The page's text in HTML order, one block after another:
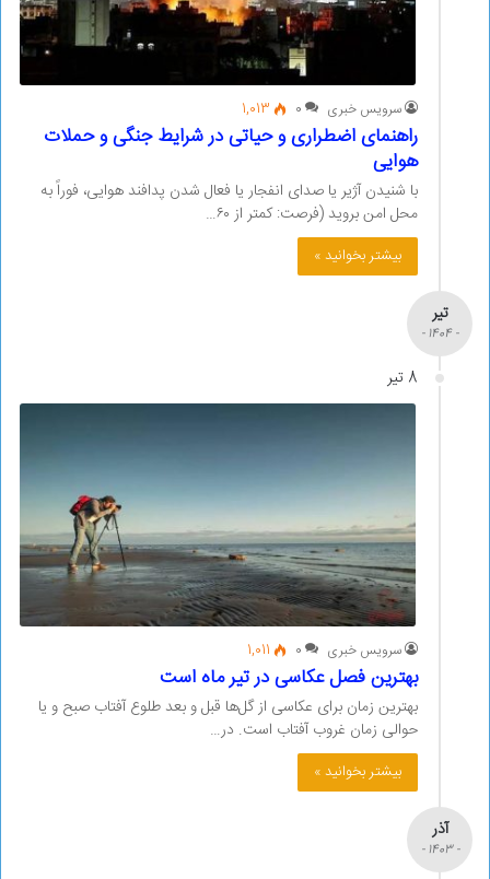
سرویس خبری 0
1,013
راهنمای اضطراری و حیاتی در شرایط جنگی و حملات
هوایی
با شنیدن آژیر یا صدای انفجار یا فعال شدن پدافند هوایی، فوراً به
محل امن بروید (فرصت: کمتر از ۶۰…
بیشتر بخوانید »
تیر
- 1404 -
8 تیر
سرویس خبری 0
1,011
بهترین فصل عکاسی در تیر ماه است
بهترین زمان برای عکاسی از گل‌ها قبل و بعد طلوع آفتاب صبح و یا
حوالی زمان غروب آفتاب است. در…
بیشتر بخوانید »
آذر
- 1403 -